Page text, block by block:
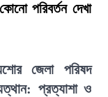
পরিবর্তন দেখা
জেলা পরিষদ
প্রত্যাশা ও